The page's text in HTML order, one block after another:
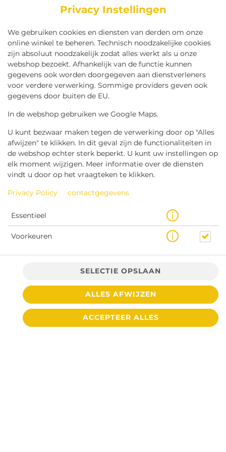
Privacy Instellingen
We gebruiken cookies en diensten van derden om onze
online winkel te beheren. Technisch noodzakelijke cookies
zijn absoluut noodzakelijk zodat alles werkt als u onze
webshop bezoekt. Afhankelijk van de functie kunnen
gegevens ook worden doorgegeven aan dienstverleners
voor verdere verwerking. Sommige providers geven ook
gegevens door buiten de EU.
In de webshop gebruiken we Google Maps.
U kunt bezwaar maken tegen de verwerking door op "Alles
afwijzen" te klikken. In dit geval zijn de functionaliteiten in
de webshop echter sterk beperkt. U kunt uw instellingen op
elk moment wijzigen. Meer informatie over de diensten
vindt u door op het vraagteken te klikken.
Privacy Policy contactgegevens
Essentieel
Voorkeuren
SELECTIE OPSLAAN
ALLES AFWIJZEN
ACCEPTEER ALLES
KETCHUP
€ 5,50 *